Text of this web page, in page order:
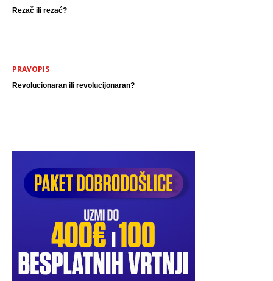
Rezač ili rezać?
PRAVOPIS
Revolucionaran ili revolucijonaran?